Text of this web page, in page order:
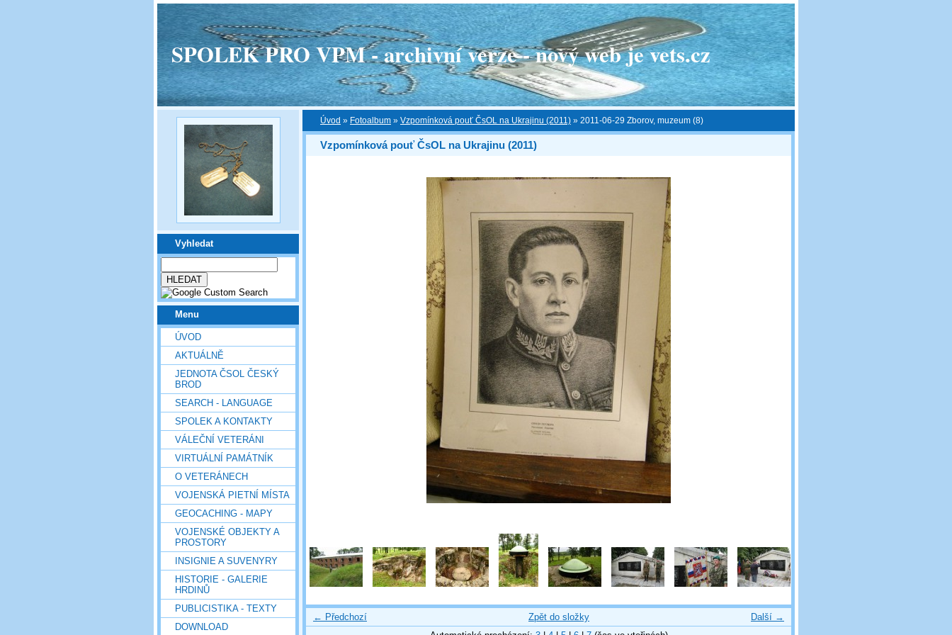
SPOLEK PRO VPM - archivní verze - nový web je vets.cz
Vyhledat
Menu
ÚVOD
AKTUÁLNĚ
JEDNOTA ČSOL ČESKÝ
BROD
SEARCH - LANGUAGE
SPOLEK A KONTAKTY
VÁLEČNÍ VETERÁNI
VIRTUÁLNÍ PAMÁTNÍK
O VETERÁNECH
VOJENSKÁ PIETNÍ MÍSTA
GEOCACHING - MAPY
VOJENSKÉ OBJEKTY A
PROSTORY
INSIGNIE A SUVENYRY
HISTORIE - GALERIE
HRDINŮ
PUBLICISTIKA - TEXTY
DOWNLOAD
Úvod » Fotoalbum » Vzpomínková pouť ČsOL na Ukrajinu (2011) » 2011-06-29 Zborov, muzeum (8)
Vzpomínková pouť ČsOL na Ukrajinu (2011)
← Předchozí Další →
Zpět do složky